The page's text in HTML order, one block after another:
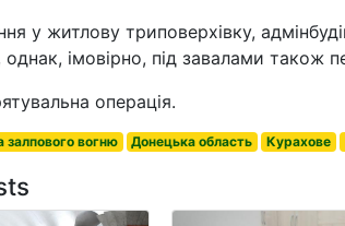
у житлову триповерхівку,
імовірно, під завалами також
операція.
залпового вогню Донецька область Курахове